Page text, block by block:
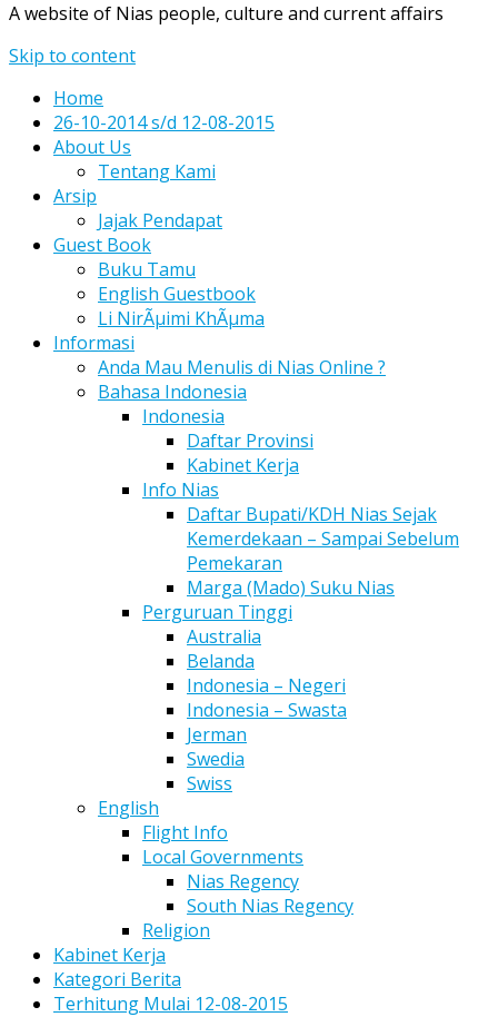
A website of Nias people, culture and current affairs
Skip to content
Home
26-10-2014 s/d 12-08-2015
About Us
Tentang Kami
Arsip
Jajak Pendapat
Guest Book
Buku Tamu
English Guestbook
Li NirÃµimi KhÃµma
Informasi
Anda Mau Menulis di Nias Online ?
Bahasa Indonesia
Indonesia
Daftar Provinsi
Kabinet Kerja
Info Nias
Daftar Bupati/KDH Nias Sejak
Kemerdekaan – Sampai Sebelum
Pemekaran
Marga (Mado) Suku Nias
Perguruan Tinggi
Australia
Belanda
Indonesia – Negeri
Indonesia – Swasta
Jerman
Swedia
Swiss
English
Flight Info
Local Governments
Nias Regency
South Nias Regency
Religion
Kabinet Kerja
Kategori Berita
Terhitung Mulai 12-08-2015